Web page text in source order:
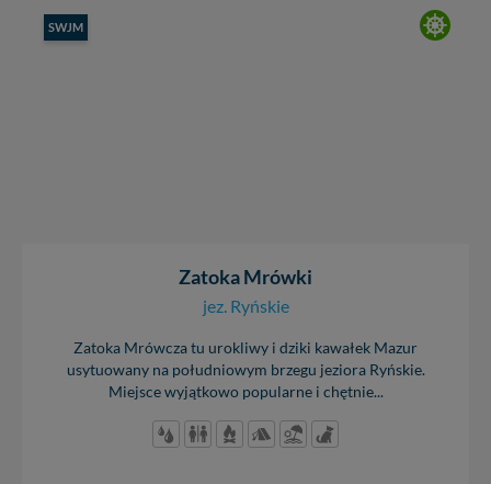
SWJM
Zatoka Mrówki
jez. Ryńskie
Zatoka Mrówcza tu urokliwy i dziki kawałek Mazur
usytuowany na południowym brzegu jeziora Ryńskie.
Miejsce wyjątkowo popularne i chętnie...